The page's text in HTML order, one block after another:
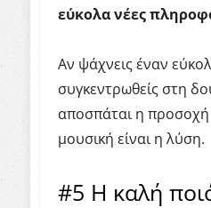
εύκολα νέες
Αν ψάχνεις έναν
συγκεντρωθείς στη
αποσπάται η
μουσική είναι η λύση.
#5 Η καλή